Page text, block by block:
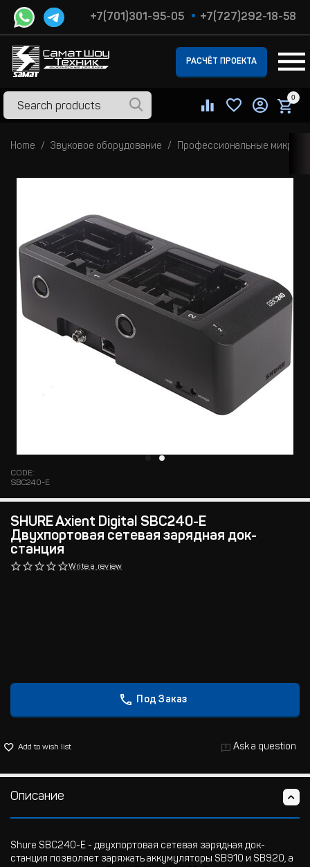
+7(701)301-95-05 +7(727)292-18-58
РАСЧЁТ ПРОЕКТА
0
Home Звуковое оборудование Профессиональные
CODE:
SBC240-E
SHURE Axient Digital SBC240-E
Двухпортовая сетевая зарядная док-
станция
Write a review
Под Заказ
Add to wish list Ask a question
Описание
Shure SBC240-E - двухпортовая сетевая зарядная док-
станция позволяет заряжать аккумуляторы SB910 и SB920, а